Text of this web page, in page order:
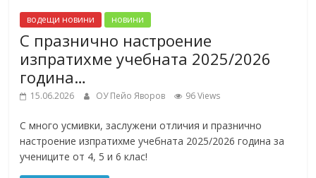
водещи новини новини
С празнично настроение
изпратихме учебната 2025/2026
година…
15.06.2026 ОУ Пейо Яворов 96 Views
С много усмивки, заслужени отличия и празнично
настроение изпратихме учебната 2025/2026 година за
учениците от 4, 5 и 6 клас!